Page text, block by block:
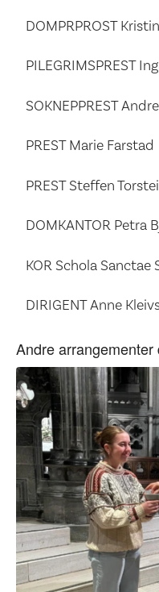
DOMPRPROST
PILEGRIMSPREST
SOKNEPPREST
PREST Marie Farstad
PREST Steffen
DOMKANTOR Petra
KOR Schola Sanctae
DIRIGENT Anne
Andre